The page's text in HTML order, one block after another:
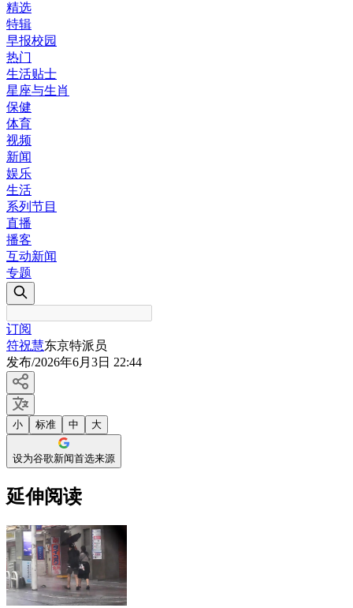
精选
特辑
早报校园
热门
生活贴士
星座与生肖
保健
体育
视频
新闻
娱乐
生活
系列节目
直播
播客
互动新闻
专题
订阅
符祝慧东京特派员
发布/2026年6月3日 22:44
小 标准 中 大
设为谷歌新闻首选来源
延伸阅读